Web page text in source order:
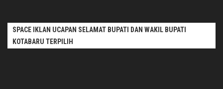
SPACE IKLAN UCAPAN SELAMAT BUPATI DAN WAKIL BUPATI
KOTABARU TERPILIH